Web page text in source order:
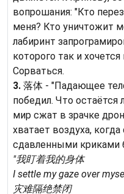
вопрошания: "Кто
меня? Кто уничтожит
лабиринт
которого так и
Сорваться.
3. 落体 - "Падающее
победил. Что остаётся
мир сжат в зрачке
хватает воздуха,
сдавленными криками
"我盯着我的身体
I settle my gaze over
灾难隔绝禁闭